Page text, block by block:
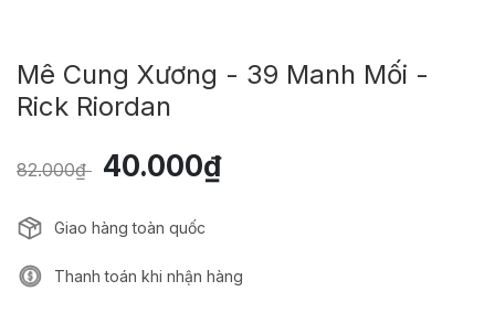
Mê Cung Xương - 39 Manh Mối -
Rick Riordan
82.000₫ 40.000₫
Giao hàng toàn quốc
Thanh toán khi nhận hàng